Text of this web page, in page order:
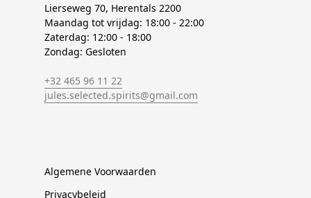
Lierseweg 70, Herentals 2200
Maandag tot vrijdag: 18:00 - 22:00
Zaterdag: 12:00 - 18:00
Zondag: Gesloten
+32 465 96 11 22
jules.selected.spirits@gmail.com
Algemene Voorwaarden
Privacybeleid